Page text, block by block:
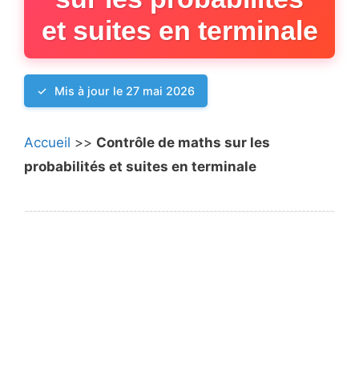
et suites en terminale
Mis à jour le 27 mai 2026
Accueil >> Contrôle de maths sur les
probabilités et suites en terminale